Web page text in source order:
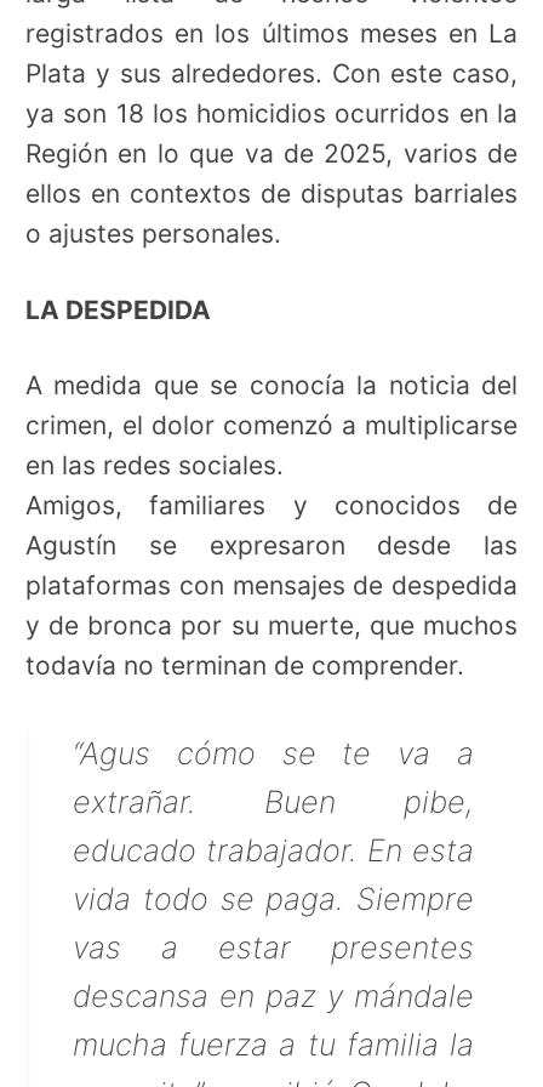
registrados en los últimos meses en La
Plata y sus alrededores. Con este caso,
ya son 18 los homicidios ocurridos en la
Región en lo que va de 2025, varios de
ellos en contextos de disputas barriales
o ajustes personales.
LA DESPEDIDA
A medida que se conocía la noticia del
crimen, el dolor comenzó a multiplicarse
en las redes sociales.
Amigos, familiares y conocidos de
Agustín se expresaron desde las
plataformas con mensajes de despedida
y de bronca por su muerte, que muchos
todavía no terminan de comprender.
“Agus cómo se te va a
extrañar. Buen pibe,
educado trabajador. En esta
vida todo se paga. Siempre
vas a estar presentes
descansa en paz y mándale
mucha fuerza a tu familia la